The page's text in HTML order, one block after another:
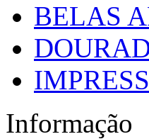
BELAS
Informação